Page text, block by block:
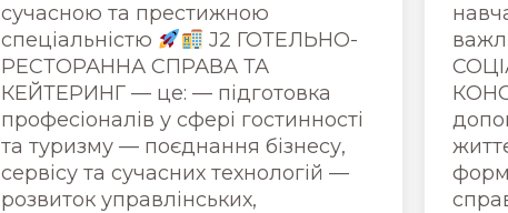
сучасною та престижною
спеціальністю
J2 ГОТЕЛЬНО-
РЕСТОРАННА СПРАВА ТА
КЕЙТЕРИНГ — це: — підготовка
професіоналів у сфері гостинності
та туризму — поєднання бізнесу,
сервісу та сучасних технологій —
розвиток управлінських,